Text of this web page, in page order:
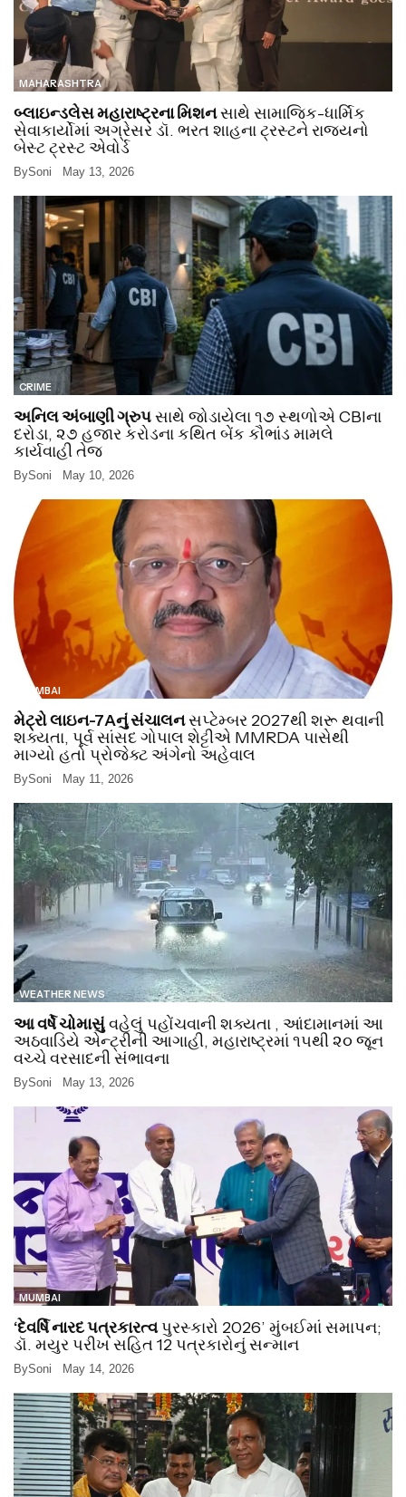
MAHARASHTRA
બ્લાઇન્ડલેસ મહારાષ્ટ્રના મિશનસાથે સામાજિક-ધાર્મિક
સેવાકાર્યોમાં અગ્રેસર ડૉ. ભરત શાહના ટ્રસ્ટને રાજ્યનો
બેસ્ટ ટ્રસ્ટ એવોર્ડ
BySoni May 13, 2026
CRIME
અનિલ અંબાણી ગ્રુપસાથે જોડાયેલા ૧૭ સ્થળોએ CBIના
દરોડા, ૨૭ હજાર કરોડના કથિત બેંક કૌભાંડ મામલે
કાર્યવાહી તેજ
BySoni May 10, 2026
MUMBAI
મેટ્રો લાઇન-7Aનું સંચાલનસપ્ટેમ્બર 2027થી શરૂ થવાની
શક્યતા, પૂર્વ સાંસદ ગોપાલ શેટ્ટીએ MMRDA પાસેથી
માગ્યો હતો પ્રોજેક્ટ અંગેનો અહેવાલ
BySoni May 11, 2026
WEATHER NEWS
આ વર્ષે ચોમાસુંવહેલું પહોંચવાની શક્યતા , આંદામાનમાં આ
અઠવાડિયે એન્ટ્રીની આગાહી, મહારાષ્ટ્રમાં ૧૫થી ૨૦ જૂન
વચ્ચે વરસાદની સંભાવના
BySoni May 13, 2026
MUMBAI
‘દેવર્ષિ નારદ પત્રકારત્વપુરસ્કારો 2026’ મુંબઈમાં સમાપન;
ડૉ. મયુર પરીખ સહિત 12 પત્રકારોનું સન્માન
BySoni May 14, 2026